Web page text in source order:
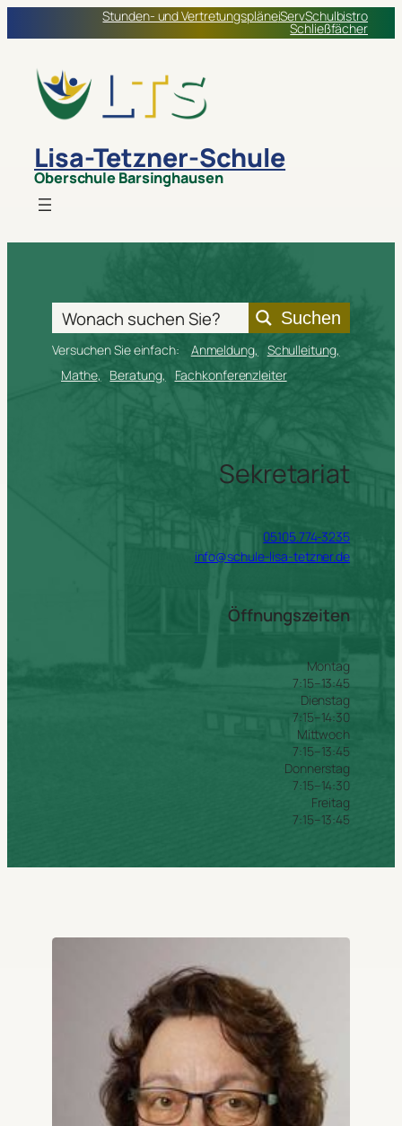
Stunden- und VertretungspläneiServSchulbistro
Schließfächer
Lisa-Tetzner-Schule
Oberschule Barsinghausen
Suchen
Versuchen Sie einfach: Anmeldung
Schulleitung
Mathe
Beratung Fachkonferenzleiter
Sekretariat
05105.774-3235
info@schule-lisa-tetzner.de
Öffnungszeiten
Montag
7:15–13:45
Dienstag
7:15–14:30
Mittwoch
7:15–13:45
Donnerstag
7:15–14:30
Freitag
7:15–13:45